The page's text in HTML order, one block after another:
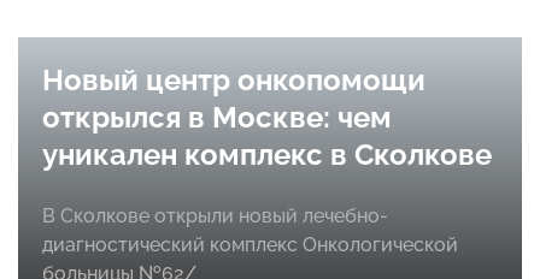
Новый центр онкопомощи
открылся в Москве: чем
уникален комплекс в Сколкове
В Сколкове открыли новый лечебно-
диагностический комплекс Онкологической
больницы №62/